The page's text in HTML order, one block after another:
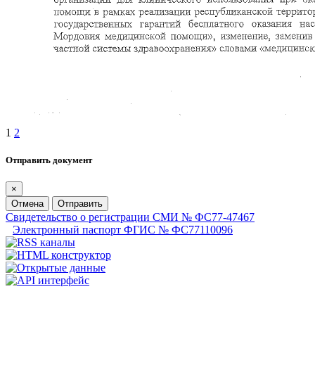
1 2
Отправить документ
×
Отмена
Отправить
Свидетельство о регистрации СМИ № ФС77-47467
Электронный паспорт ФГИС № ФС77110096